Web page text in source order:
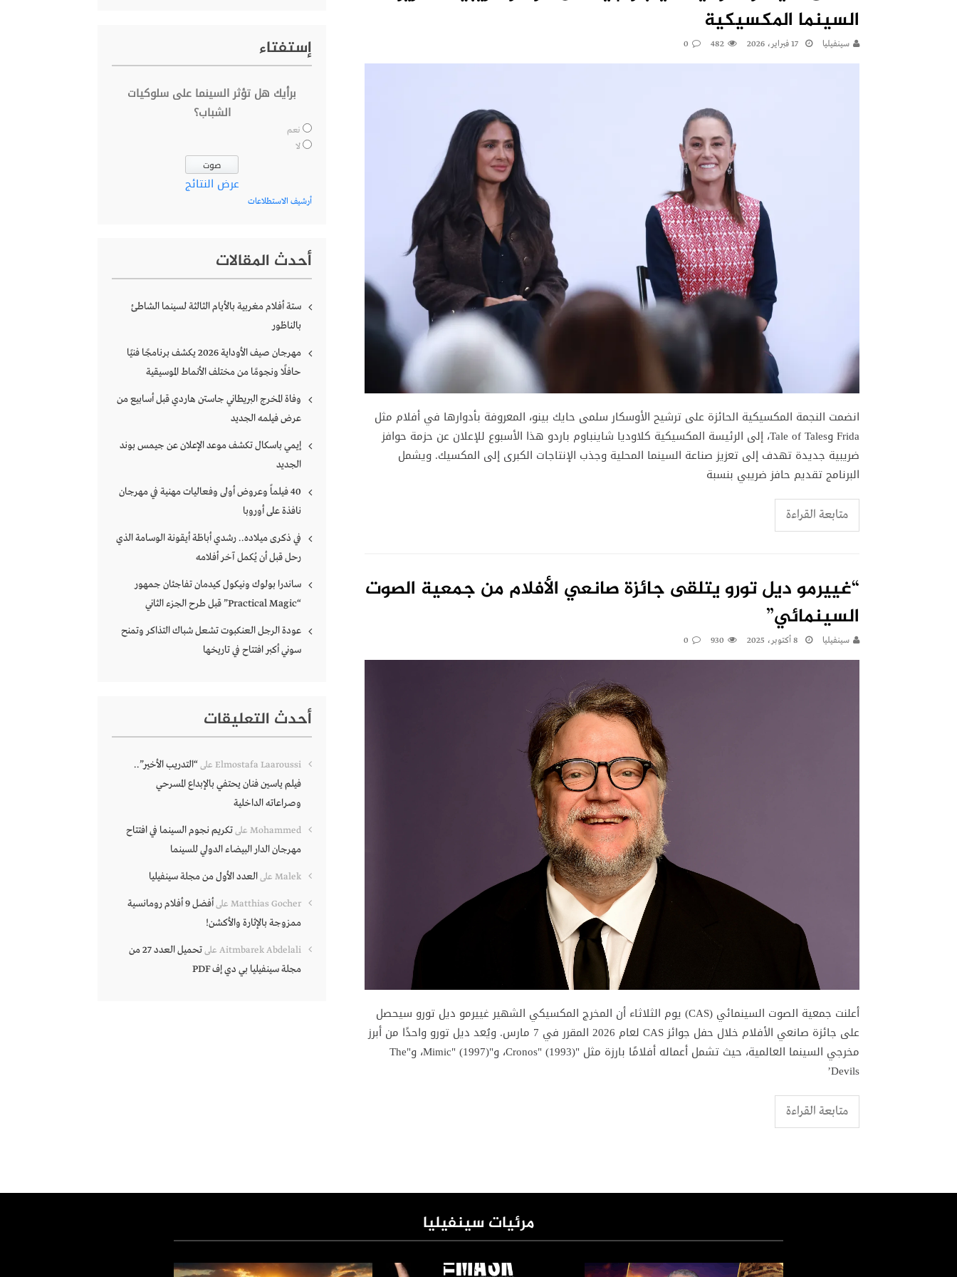
السينما المكسيكية
سينفيليا 17 فبراير، 2026 482
0
انضمت النجمة المكسيكية الحائزة على ترشيح الأوسكار سلمى حايك بينو، المعروفة بأدوارها في أفلام مثل
Frida وTale of Tales، إلى الرئيسة المكسيكية كلاوديا شاينباوم باردو هذا الأسبوع للإعلان عن حزمة حوافز
ضريبية جديدة تهدف إلى تعزيز صناعة السينما المحلية وجذب الإنتاجات الكبرى إلى المكسيك. ويشمل
البرنامج تقديم حافز ضريبي بنسبة
متابعة القراءة
“غييرمو ديل تورو يتلقى جائزة صانعي الأفلام من جمعية الصوت
السينمائي”
سينفيليا 8 أكتوبر، 2025 930
0
أعلنت جمعية الصوت السينمائي (CAS) يوم الثلاثاء أن المخرج المكسيكي الشهير غييرمو ديل تورو سيحصل
على جائزة صانعي الأفلام خلال حفل جوائز CAS لعام 2026 المقرر في 7 مارس. ويُعد ديل تورو واحدًا من أبرز
مخرجي السينما العالمية، حيث تشمل أعماله أفلامًا بارزة مثل "Cronos" (1993)، و"Mimic" (1997)، و"The
Devils’
متابعة القراءة
إستفتاء
برأيك هل تؤثر السينما على سلوكيات
الشباب؟
نعم
لا
عرض النتائج
أرشيف الاستطلاعات
أحدث المقالات
ستة أفلام مغربية بالأيام الثالثة لسينما الشاطئ
بالناظور
مهرجان صيف الأوداية 2026 يكشف برنامجًا فنيًا
حافلًا ونجومًا من مختلف الأنماط الموسيقية
وفاة المخرج البريطاني جاستن هاردي قبل أسابيع من
عرض فيلمه الجديد
إيمي باسكال تكشف موعد الإعلان عن جيمس بوند
الجديد
40 فيلماً وعروض أولى وفعاليات مهنية في مهرجان
نافذة على أوروبا
في ذكرى ميلاده.. رشدي أباظة أيقونة الوسامة الذي
رحل قبل أن يُكمل آخر أفلامه
ساندرا بولوك ونيكول كيدمان تفاجئان جمهور
“Practical Magic” قبل طرح الجزء الثاني
عودة الرجل العنكبوت تشعل شباك التذاكر وتمنح
سوني أكبر افتتاح في تاريخها
أحدث التعليقات
Elmostafa Laaroussi على“التدريب الأخير”..
فيلم ياسين فنان يحتفي بالإبداع المسرحي
وصراعاته الداخلية
Mohammed علىتكريم نجوم السينما في افتتاح
مهرجان الدار البيضاء الدولي للسينما
Malek علىالعدد الأول من مجلة سينفيليا
Matthias Gocher على
أفضل 9 أفلام رومانسية
ممزوجة بالإثارة والأكشن!
Aitmbarek Abdelali على
تحميل العدد 27 من
مجلة سينفيليا بي دي إف PDF
مرئيات سينفيليا